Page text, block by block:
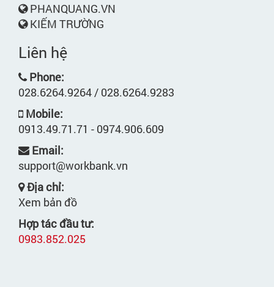
PHANQUANG.VN
KIẾM TRƯỜNG
Liên hệ
Phone:
028.6264.9264 / 028.6264.9283
Mobile:
0913.49.71.71 - 0974.906.609
Email:
support@workbank.vn
Địa chỉ:
Xem bản đồ
Hợp tác đầu tư:
0983.852.025